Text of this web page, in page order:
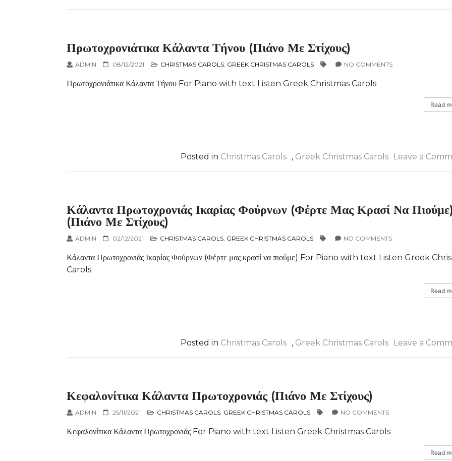
Πρωτοχρονιάτικα Κάλαντα Τήνου (πιάνο Με Στίχους)
ADMIN 08/12/2021 CHRISTMAS CAROLS, GREEK CHRISTMAS CAROLS NO COMMENTS
Πρωτοχρονιάτικα Κάλαντα Τήνου For Piano with text Listen Greek Christmas Carols
Read
Posted in Christmas Carols , Greek Christmas Carols Leave a
Κάλαντα Πρωτοχρονιάς Ικαρίας Φούρνων (Φέρτε Μας Κρασί Να Πιούμε)
(πιάνο Με Στίχους)
ADMIN 02/12/2021 CHRISTMAS CAROLS, GREEK CHRISTMAS CAROLS NO COMMENTS
Κάλαντα Πρωτοχρονιάς Ικαρίας Φούρνων (Φέρτε μας κρασί να πιούμε) For Piano with text Listen Greek
Carols
Read
Posted in Christmas Carols , Greek Christmas Carols Leave a
Κεφαλονίτικα Κάλαντα Πρωτοχρονιάς (πιάνο Με Στίχους)
ADMIN 25/11/2021 CHRISTMAS CAROLS, GREEK CHRISTMAS CAROLS NO COMMENTS
Κεφαλονίτικα Κάλαντα Πρωτοχρονιάς For Piano with text Listen Greek Christmas Carols
Read